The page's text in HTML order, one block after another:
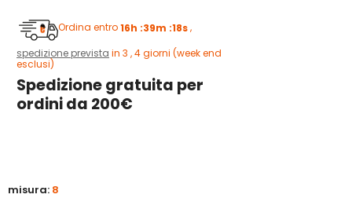
Ordina entro16h :39m :18s,
spedizione prevista in 3 , 4 giorni (week end
esclusi)
Spedizione gratuita per
ordini da 200€
misura: 8